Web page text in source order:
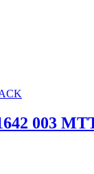
003